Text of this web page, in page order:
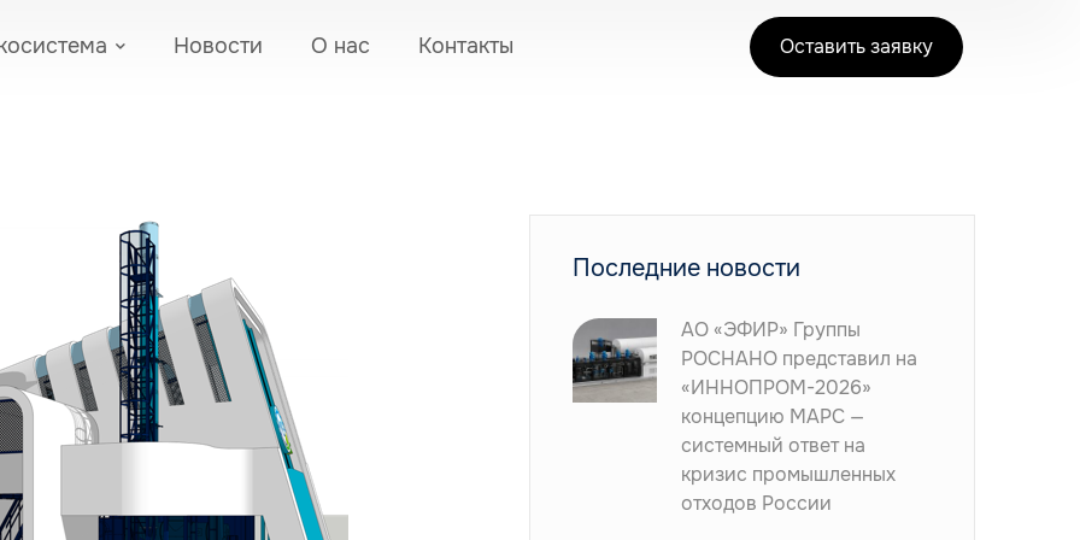
Новости О нас Контакты Оставить заявку
Последние новости
АО «ЭФИР» Группы
РОСНАНО представил на
«ИННОПРОМ-2026»
концепцию МАРС —
системный ответ на
кризис промышленных
отходов России